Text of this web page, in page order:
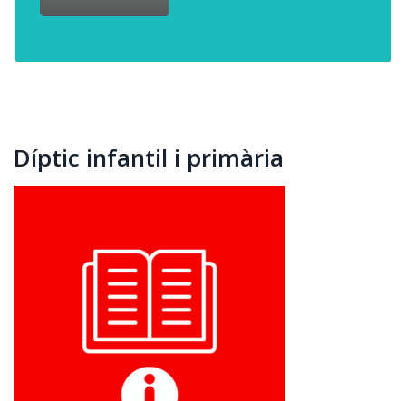
Díptic infantil i primària